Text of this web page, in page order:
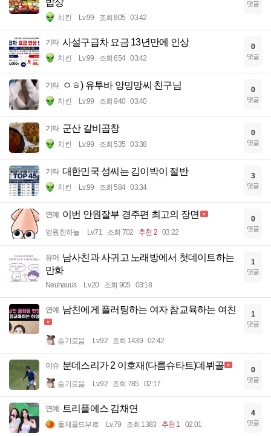
밥상
치킨 Lv.99 조회 805 03:42
댓글
기타 사설구급차 요금 13년만에 인상
치킨 Lv.99 조회 654 03:42
0
댓글
기타 ㅇㅎ) 유투바 앙밍망씨 친구님
치킨 Lv.99 조회 940 03:40
0
댓글
기타 군산 갈비곱창
치킨 Lv.99 조회 535 03:38
0
댓글
기타 대한민국 성씨는 김이박이 절반
치킨 Lv.99 조회 584 03:34
3
댓글
연예 이번 안원잘부 경주편 최고의 장면
영원한하늘 Lv.71 조회 702 추천 2 03:22
0
댓글
유머 남사친과 사귀고 노래방에서 첫데이트하는
만화
Neuhauus Lv.20 조회 905 03:18
1
댓글
연예 남친에게 플러팅하는 여자 참교육하는 여친
슬기로움 Lv.92 조회 1439 02:42
1
댓글
이슈 분데스리가 2 이호재(다름슈타트)데뷔골
슬기로움 Lv.92 조회 785 02:17
0
댓글
연예 트리플에스 김채연
돌체콜드부르 Lv.79 조회 1383 추천 1 02:01
4
댓글